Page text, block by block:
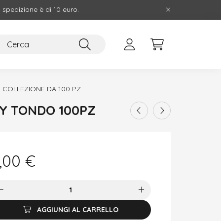
è di 10 euro.
COLLEZIONE DA 100 PZ
TONDO 100PZ
€
AGGIUNGI AL CARRELLO